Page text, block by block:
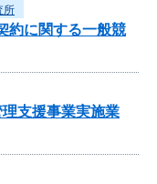
所
約に関する一般競
理支援事業実施業